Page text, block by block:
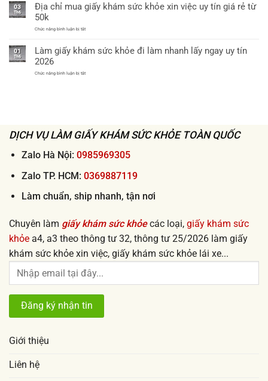
uy
tín
khỏe
theo
32
việc
ship
giấy
khỏe
2026
03
Th6
Địa chỉ mua giấy khám sức khỏe xin việc uy tín giá rẻ từ
50k
Chức năng bình luận bị tắtở
mua
giấy
khỏe
01
Th6
Làm giấy khám sức khỏe đi làm nhanh lấy ngay uy tín
2026
Chức năng bình luận bị tắtở
lấy
ngay
tín
2026
DỊCH VỤ LÀM GIẤY KHÁM SỨC KHỎE TOÀN QUỐC
Zalo Hà Nội: 0985969305
Zalo TP. HCM: 0369887119
Làm chuẩn, ship nhanh, tận nơi
Chuyên làm giấy khám sức khỏecác loại, giấy khám sức
khỏe a4, a3 theo thông tư 32, thông tư 25/2026 làm giấy
khám sức khỏe xin việc, giấy khám sức khỏe lái xe...
Giới thiệu
Liên hệ